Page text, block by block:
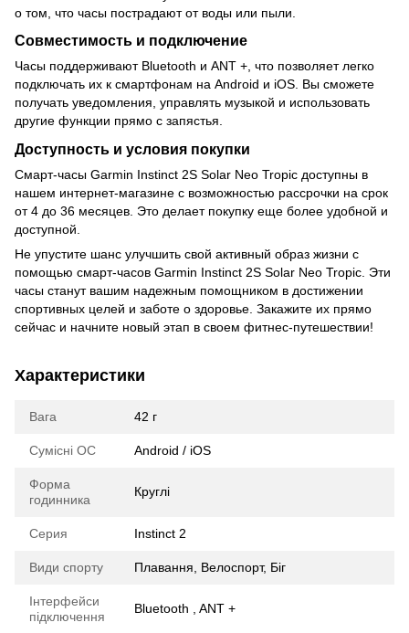
о том, что часы пострадают от воды или пыли.
Совместимость и подключение
Часы поддерживают Bluetooth и ANT +, что позволяет легко
подключать их к смартфонам на Android и iOS. Вы сможете
получать уведомления, управлять музыкой и использовать
другие функции прямо с запястья.
Доступность и условия покупки
Смарт-часы Garmin Instinct 2S Solar Neo Tropic доступны в
нашем интернет-магазине с возможностью рассрочки на срок
от 4 до 36 месяцев. Это делает покупку еще более удобной и
доступной.
Не упустите шанс улучшить свой активный образ жизни с
помощью смарт-часов Garmin Instinct 2S Solar Neo Tropic. Эти
часы станут вашим надежным помощником в достижении
спортивных целей и заботе о здоровье. Закажите их прямо
сейчас и начните новый этап в своем фитнес-путешествии!
Характеристики
Вага 42 г
Сумісні ОС Android / iOS
Форма
годинника
Круглі
Серия Instinct 2
Види спорту Плавання, Велоспорт, Біг
Інтерфейси
підключення
Bluetooth , ANT +